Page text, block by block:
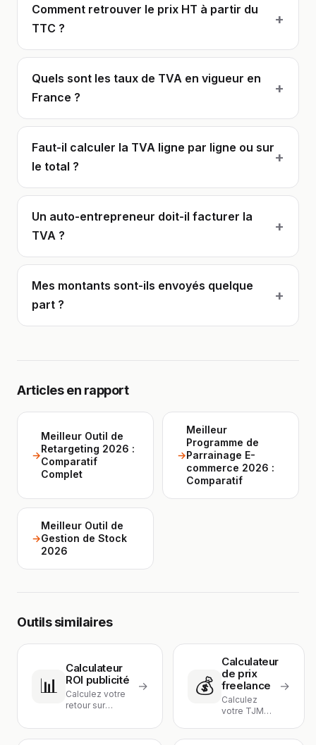
Comment retrouver le prix HT à partir du
TTC ?
+
Quels sont les taux de TVA en vigueur en
France ?
+
Faut-il calculer la TVA ligne par ligne ou sur
le total ?
+
Un auto-entrepreneur doit-il facturer la
TVA ?
+
Mes montants sont-ils envoyés quelque
part ?
+
Articles en rapport
→
Meilleur Outil de
Retargeting 2026 :
Comparatif
Complet
→
Meilleur
Programme de
Parrainage E-
commerce 2026 :
Comparatif
→
Meilleur Outil de
Gestion de Stock
2026
Outils similaires
📊
Calculateur
ROI publicité
Calculez votre
retour sur
publicitaire :
budg
→ 💰
Calculateur
de prix
freelance
Calculez
votre TJM
→